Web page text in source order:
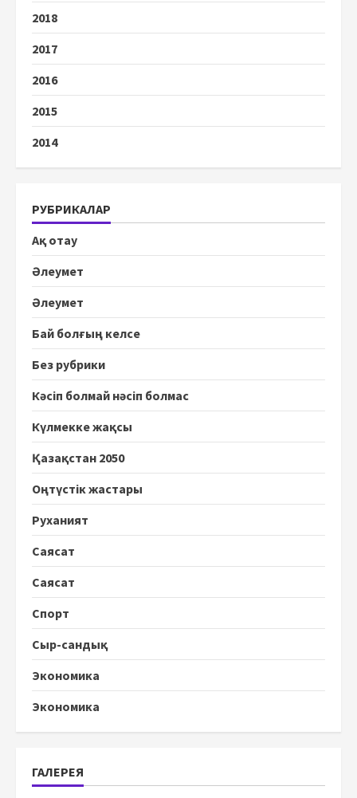
2018
2017
2016
2015
2014
РУБРИКАЛАР
Ақ отау
Әлеумет
Әлеумет
Бай болғың келсе
Без рубрики
Кәсіп болмай нәсіп болмас
Күлмекке жақсы
Қазақстан 2050
Оңтүстік жастары
Руханият
Саясат
Саясат
Спорт
Сыр-сандық
Экономика
Экономика
ГАЛЕРЕЯ